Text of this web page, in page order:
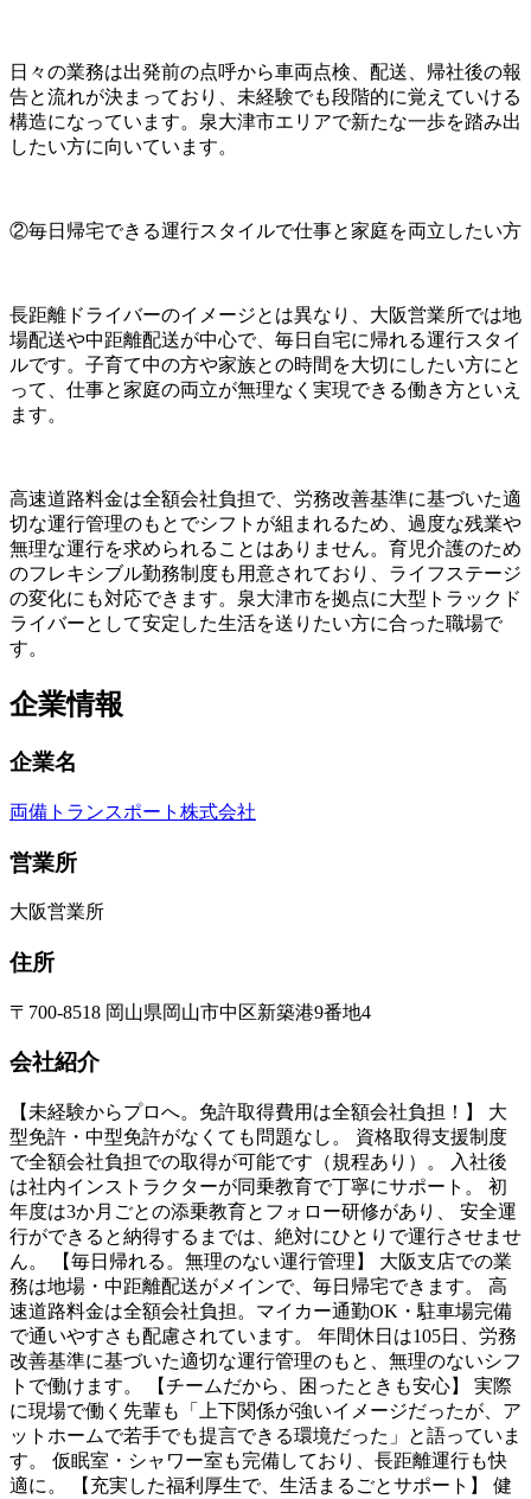
日々の業務は出発前の点呼から車両点検、配送、帰社後の報
告と流れが決まっており、未経験でも段階的に覚えていける
構造になっています。泉大津市エリアで新たな一歩を踏み出
したい方に向いています。
②毎日帰宅できる運行スタイルで仕事と家庭を両立したい方
長距離ドライバーのイメージとは異なり、大阪営業所では地
場配送や中距離配送が中心で、毎日自宅に帰れる運行スタイ
ルです。子育て中の方や家族との時間を大切にしたい方にと
って、仕事と家庭の両立が無理なく実現できる働き方といえ
ます。
高速道路料金は全額会社負担で、労務改善基準に基づいた適
切な運行管理のもとでシフトが組まれるため、過度な残業や
無理な運行を求められることはありません。育児介護のため
のフレキシブル勤務制度も用意されており、ライフステージ
の変化にも対応できます。泉大津市を拠点に大型トラックド
ライバーとして安定した生活を送りたい方に合った職場で
す。
企業情報
企業名
両備トランスポート株式会社
営業所
大阪営業所
住所
〒700-8518 岡山県岡山市中区新築港9番地4
会社紹介
【未経験からプロへ。免許取得費用は全額会社負担！】 大
型免許・中型免許がなくても問題なし。 資格取得支援制度
で全額会社負担での取得が可能です（規程あり）。 入社後
は社内インストラクターが同乗教育で丁寧にサポート。 初
年度は3か月ごとの添乗教育とフォロー研修があり、 安全運
行ができると納得するまでは、絶対にひとりで運行させませ
ん。 【毎日帰れる。無理のない運行管理】 大阪支店での業
務は地場・中距離配送がメインで、毎日帰宅できます。 高
速道路料金は全額会社負担。マイカー通勤OK・駐車場完備
で通いやすさも配慮されています。 年間休日は105日、労務
改善基準に基づいた適切な運行管理のもと、無理のないシフ
トで働けます。 【チームだから、困ったときも安心】 実際
に現場で働く先輩も「上下関係が強いイメージだったが、ア
ットホームで若手でも提言できる環境だった」と語っていま
す。 仮眠室・シャワー室も完備しており、長距離運行も快
適に。 【充実した福利厚生で、生活まるごとサポート】 健